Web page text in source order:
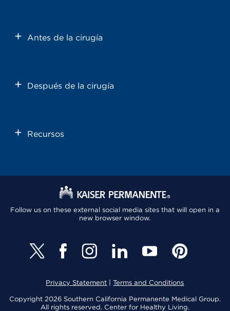
Antes de la cirugía
Después de la cirugía
Recursos
Follow us on these external social media sites that will open in a
new browser window.
Privacy Statement |Terms and Conditions
Copyright 2026 Southern California Permanente Medical Group.
All rights reserved. Center for Healthy Living.